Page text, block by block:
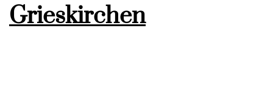
Grieskirchen